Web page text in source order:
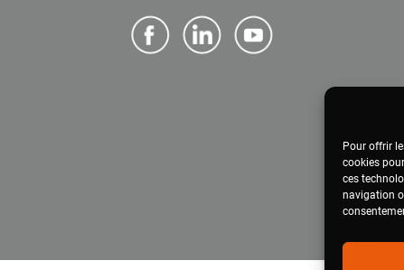
Pour offrir
cookies
ces
navigation